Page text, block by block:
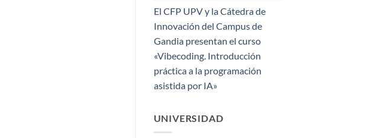
El CFP UPV y la Cátedra de
Innovación del Campus de
Gandia presentan el curso
«Vibecoding. Introducción
práctica a la programación
asistida por IA»
UNIVERSIDAD